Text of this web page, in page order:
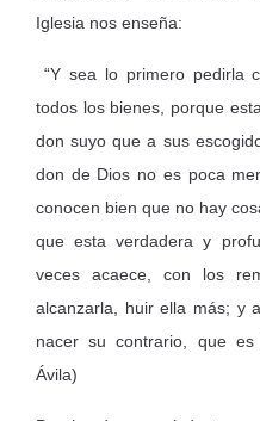
Iglesia nos enseña:
“Y sea lo primero pedirla
todos los bienes, porque
don suyo que a sus
don de Dios no es poca
conocen bien que no hay
que esta verdadera y
veces acaece, con los
alcanzarla, huir ella más; y
nacer su contrario, que es
Ávila)